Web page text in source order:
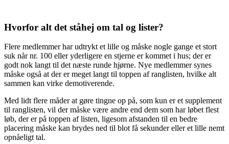
Hvorfor alt det ståhej om tal og lister?
Flere medlemmer har udtrykt et lille og måske nogle gange et stort
suk når nr. 100 eller yderligere en stjerne er kommet i hus; der er
godt nok langt til det næste runde hjørne. Nye medlemmer synes
måske også at der er meget langt til toppen af ranglisten, hvilke alt
sammen kan virke demotiverende.
Med lidt flere måder at gøre tingne op på, som kun er et supplement
til ranglisten, vil der måske være andre end dem som har løbet flest
løb, der er på toppen af listen, ligesom afstanden til en bedre
placering måske kan brydes ned til blot få sekunder eller et lille nemt
opnåeligt tal.